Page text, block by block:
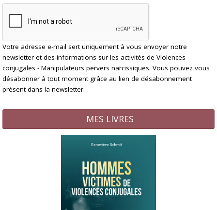
Votre adresse e-mail sert uniquement à vous envoyer notre
newsletter et des informations sur les activités de Violences
conjugales - Manipulateurs pervers narcissiques. Vous pouvez vous
désabonner à tout moment grâce au lien de désabonnement
présent dans la newsletter.
MES LIVRES